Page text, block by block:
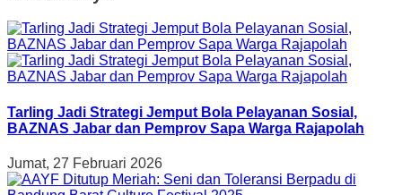
Tarling Jadi Strategi Jemput Bola Pelayanan Sosial,
BAZNAS Jabar dan Pemprov Sapa Warga Rajapolah
Jumat, 27 Februari 2026